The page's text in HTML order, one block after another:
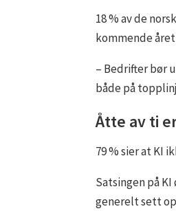
18 % av de
kommende
– Bedrifter bør
både på
Åtte av ti
79 % sier at KI
Satsingen på
generelt sett